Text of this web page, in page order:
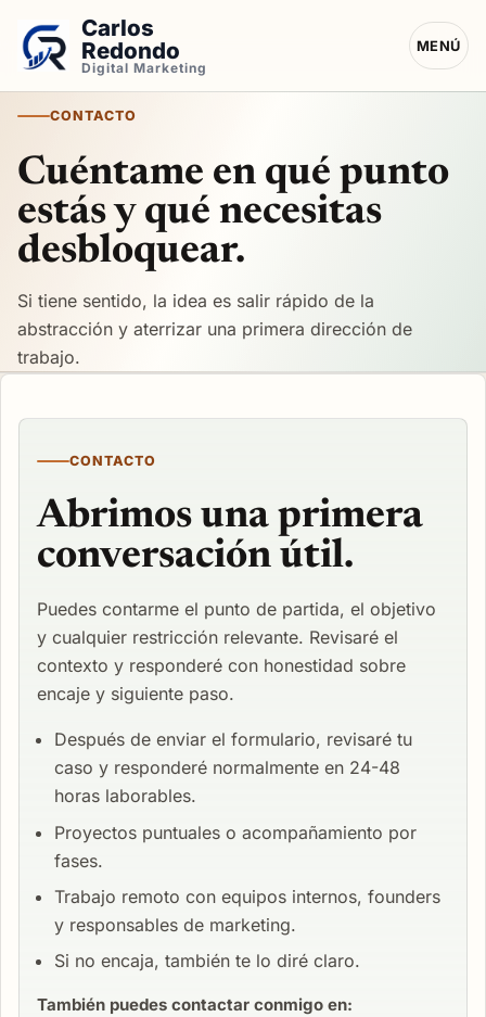
Carlos
Redondo
Digital Marketing
MENÚ
CONTACTO
Cuéntame en qué punto
estás y qué necesitas
desbloquear.
Si tiene sentido, la idea es salir rápido de la
abstracción y aterrizar una primera dirección de
trabajo.
CONTACTO
Abrimos una primera
conversación útil.
Puedes contarme el punto de partida, el objetivo
y cualquier restricción relevante. Revisaré el
contexto y responderé con honestidad sobre
encaje y siguiente paso.
Después de enviar el formulario, revisaré tu
caso y responderé normalmente en 24-48
horas laborables.
Proyectos puntuales o acompañamiento por
fases.
Trabajo remoto con equipos internos, founders
y responsables de marketing.
Si no encaja, también te lo diré claro.
También puedes contactar conmigo en: